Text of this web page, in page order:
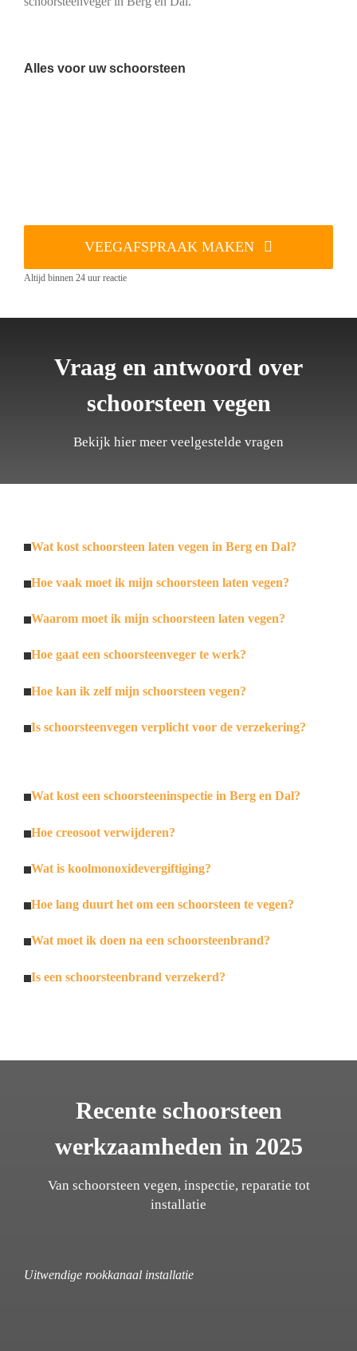
Alles voor uw schoorsteen
VEEGAFSPRAAK MAKEN
Altijd binnen 24 uur reactie
Vraag en antwoord over
schoorsteen vegen
Bekijk hier meer veelgestelde vragen
Wat kost schoorsteen laten vegen in Berg en Dal?
Hoe vaak moet ik mijn schoorsteen laten vegen?
Waarom moet ik mijn schoorsteen laten vegen?
Hoe gaat een schoorsteenveger te werk?
Hoe kan ik zelf mijn schoorsteen vegen?
Is schoorsteenvegen verplicht voor de verzekering?
Wat kost een schoorsteeninspectie in Berg en Dal?
Hoe creosoot verwijderen?
Wat is koolmonoxidevergiftiging?
Hoe lang duurt het om een schoorsteen te vegen?
Wat moet ik doen na een schoorsteenbrand?
Is een schoorsteenbrand verzekerd?
Recente schoorsteen
werkzaamheden in 2025
Van schoorsteen vegen, inspectie, reparatie tot
installatie
Uitwendige rookkanaal installatie